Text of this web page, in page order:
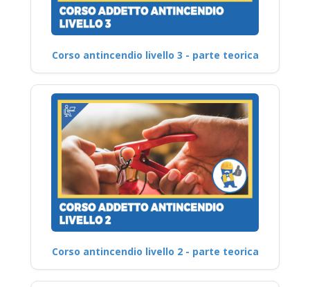
Corso antincendio livello 3 - parte teorica
Corso antincendio livello 2 - parte teorica